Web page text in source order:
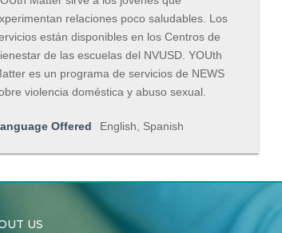
relaciones poco saludables. Los
están disponibles en los Centros de
de las escuelas del NVUSD. YOUth
es un programa de servicios de NEWS
violencia doméstica y abuso sexual.
Offered English, Spanish
US